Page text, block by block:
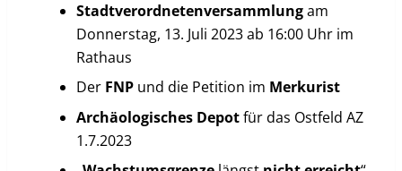
Stadtverordnetenversammlungam
Donnerstag, 13. Juli 2023 ab 16:00 Uhr im
Rathaus
Der FNPund die Petition im Merkurist
Archäologisches Depotfür das Ostfeld AZ
1.7.2023